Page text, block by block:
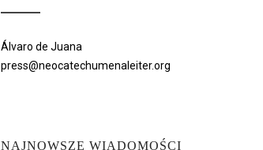
Álvaro de Juana
press@neocatechumenaleiter.org
NAJNOWSZE WIADOMOŚCI